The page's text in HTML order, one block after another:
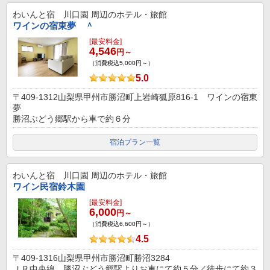
わいんと宿 川口園 周辺のホテル・旅館
ワインの宿東夢 ＾
[最安料金]
4,546円～
（消費税込5,000円～）
5.0
〒409-1312山梨県甲州市勝沼町上岩崎狐原816-1 ワインの宿東
夢
勝沼ぶどう郷駅から車で約６分
宿泊プラン一覧
わいんと宿 川口園 周辺のホテル・旅館
ワイン民宿鈴木園
[最安料金]
6,000円～
（消費税込6,600円～）
4.5
〒409-1316山梨県甲州市勝沼町勝沼3284